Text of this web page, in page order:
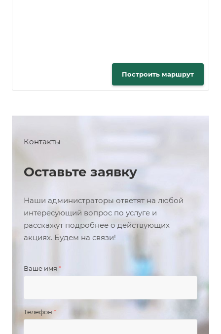
Построить маршрут
Контакты
Оставьте заявку
Наши администраторы ответят на любой
интересующий вопрос по услуге и
расскажут подробнее о действующих
акциях. Будем на связи!
Ваше имя *
Телефон *